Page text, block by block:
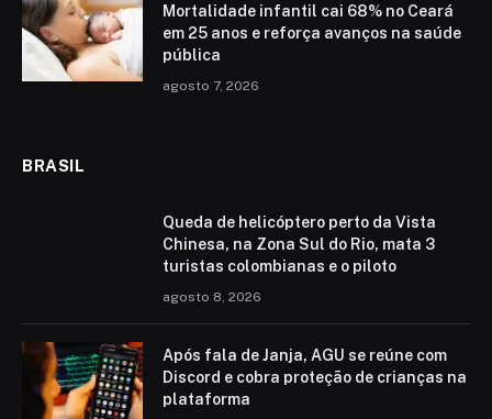
Mortalidade infantil cai 68% no Ceará
em 25 anos e reforça avanços na saúde
pública
agosto 7, 2026
BRASIL
Queda de helicóptero perto da Vista
Chinesa, na Zona Sul do Rio, mata 3
turistas colombianas e o piloto
agosto 8, 2026
Após fala de Janja, AGU se reúne com
Discord e cobra proteção de crianças na
plataforma